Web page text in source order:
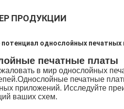
ПРОДУКЦИИ
однослойных
печатные платы
в мир однослойных
печатные
приложений. Исследуйте
ваших схем.